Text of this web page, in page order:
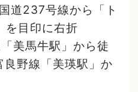
道237号線から「ト
を目印に右折
美馬牛駅」から徒
野線「美瑛駅」か